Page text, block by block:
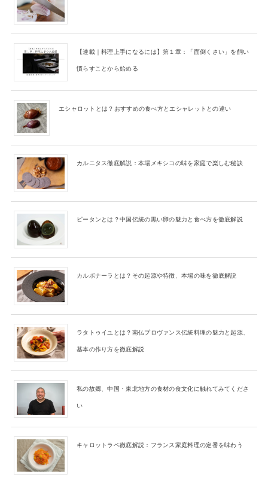
【連載｜料理上手になるには】第１章：「面倒くさい」を飼い
慣らすことから始める
エシャロットとは？おすすめの食べ方とエシャレットとの違い
カルニタス徹底解説：本場メキシコの味を家庭で楽しむ秘訣
ピータンとは？中国伝統の黒い卵の魅力と食べ方を徹底解説
カルボナーラとは？その起源や特徴、本場の味を徹底解説
ラタトゥイユとは？南仏プロヴァンス伝統料理の魅力と起源、
基本の作り方を徹底解説
私の故郷、中国・東北地方の食材の食文化に触れてみてくださ
い
キャロットラペ徹底解説：フランス家庭料理の定番を味わう